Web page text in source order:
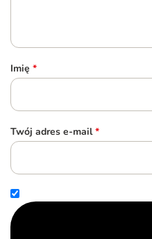
Imię *
Twój adres e-mail *